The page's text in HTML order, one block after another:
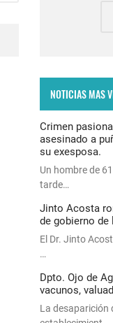
NOTICIAS MAS
Crimen
asesinado a
su exesposa.
Un hombre de
tarde…
Jinto Acosta
de gobierno
El Dr. Jinto
…
Dpto. Ojo de
vacunos,
La desaparición